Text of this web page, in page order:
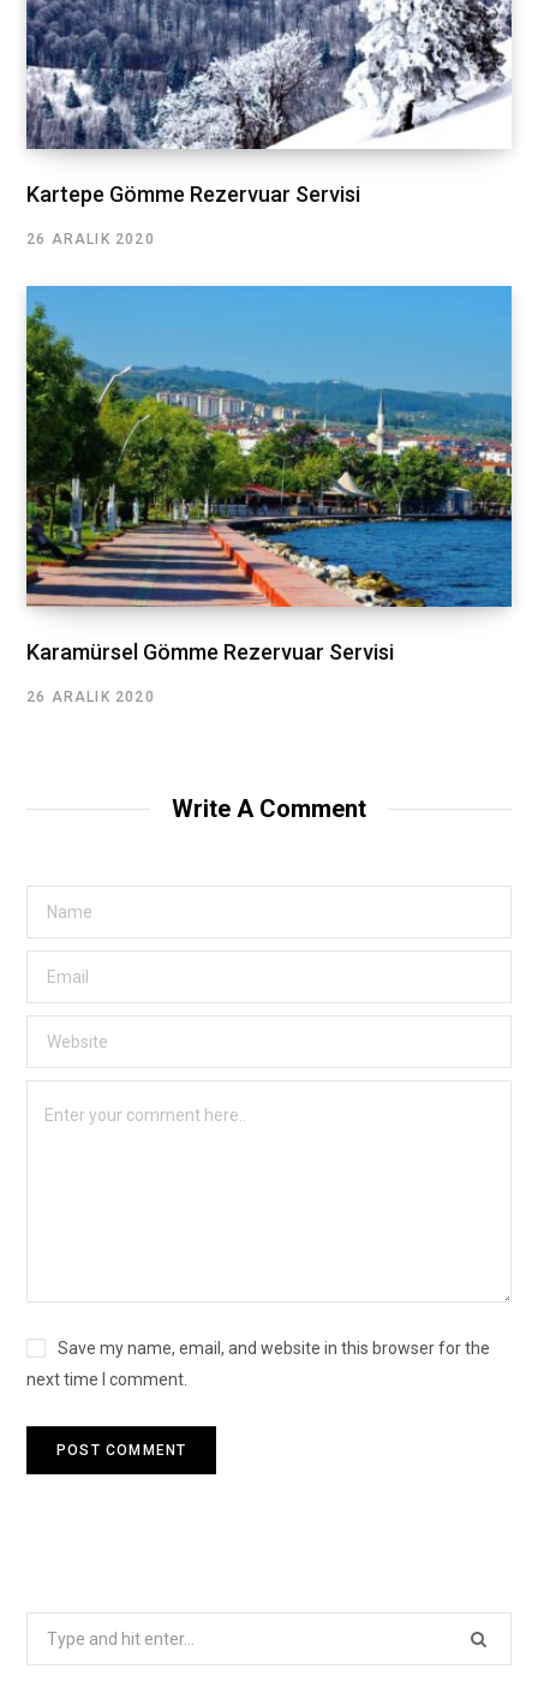
Kartepe Gömme Rezervuar Servisi
26 ARALIK 2020
Karamürsel Gömme Rezervuar Servisi
26 ARALIK 2020
Write A Comment
Save my name, email, and website in this browser for the
next time I comment.